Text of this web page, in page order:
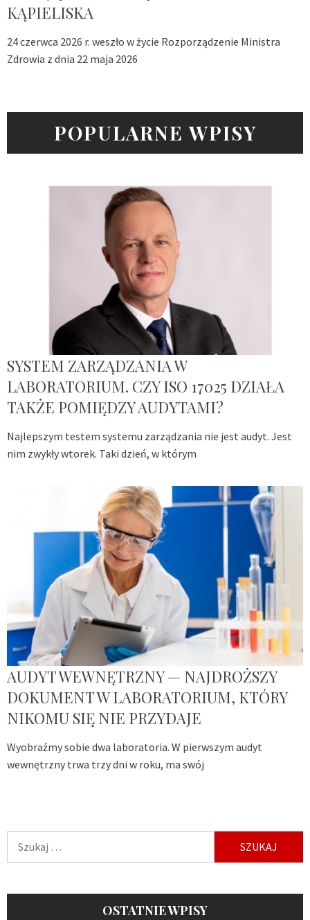
KĄPIELISKA
24 czerwca 2026 r. weszło w życie Rozporządzenie Ministra
Zdrowia z dnia 22 maja 2026
POPULARNE WPISY
SYSTEM ZARZĄDZANIA W
LABORATORIUM. CZY ISO 17025 DZIAŁA
TAKŻE POMIĘDZY AUDYTAMI?
Najlepszym testem systemu zarządzania nie jest audyt. Jest
nim zwykły wtorek. Taki dzień, w którym
AUDYT WEWNĘTRZNY — NAJDROŻSZY
DOKUMENT W LABORATORIUM, KTÓRY
NIKOMU SIĘ NIE PRZYDAJE
Wyobraźmy sobie dwa laboratoria. W pierwszym audyt
wewnętrzny trwa trzy dni w roku, ma swój
OSTATNIE WPISY